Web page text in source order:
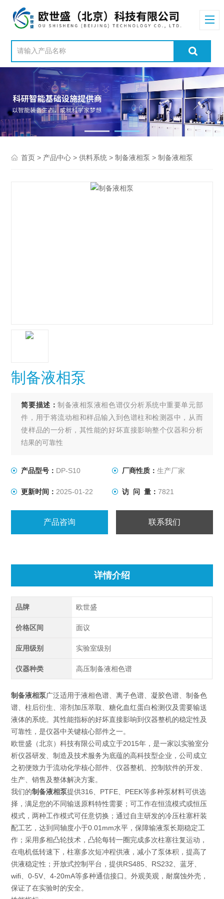
首页 > 产品中心 >供料系统 >制备液相泵 > 制备液相泵
制备液相泵
简要描述：制备液相泵液相色谱仪分析系统中重要单元部
件，用于将流动相和样品输入到色谱柱和检测器中，从而
使样品的一分析，其性能的好坏直接影响整个仪器和分析
结果的可靠性
产品型号： DP-S10 厂商性质： 生产厂家
更新时间： 2025-01-22 访 问 量： 7821
产品咨询 联系我们
详情介绍
品牌 欧世盛
价格区间 面议
应用级别 实验室级别
仪器种类 高压制备液相色谱
制备液相泵广泛适用于液相色谱、离子色谱、凝胶色谱、制备色
谱、柱后衍生、溶剂加压萃取、糖化血红蛋白检测仪及需要输送
液体的系统。其性能指标的好坏直接影响到仪器整机的稳定性及
可靠性，是仪器中关键核心部件之一。
欧世盛（北京）科技有限公司成立于2015年，是一家以实验室分
析仪器研发、制造及技术服务为底蕴的高科技型企业，公司成立
之初便致力于流动化学核心部件、仪器整机、控制软件的开发、
生产、销售及整体解决方案。
我们的制备液相泵提供316、PTFE、PEEK等多种泵材料可供选
择，满足您的不同输送原料特性需要；可工作在恒流模式或恒压
模式，两种工作模式可任意切换；通过自主研发的冷压柱塞杆装
配工艺，达到同轴度小于0.01mm水平，保障输液泵长期稳定工
作；采用多相凸轮技术，凸轮每转一圈完成多次柱塞往复运动，
在电机低转速下，柱塞多次短冲程供液，减小了泵体积，提高了
供液稳定性；开放式控制平台，提供RS485、RS232、蓝牙、
wifi、0-5V、4-20mA等多种通信接口。外观美观，耐腐蚀外壳，
保证了在实验时的安全。